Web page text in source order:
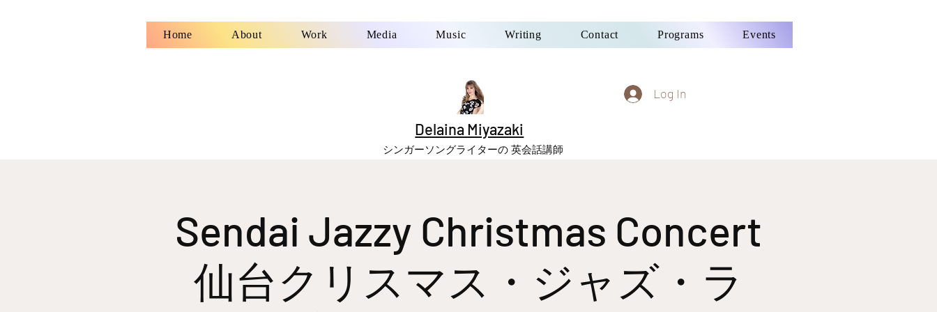
Home About Work Media Music Writing Contact Programs Events
Log In
Delaina Miyazaki
シンガーソングライターの 英会話講師
Sendai Jazzy Christmas Concert
仙台クリスマス・ジャズ・ラ